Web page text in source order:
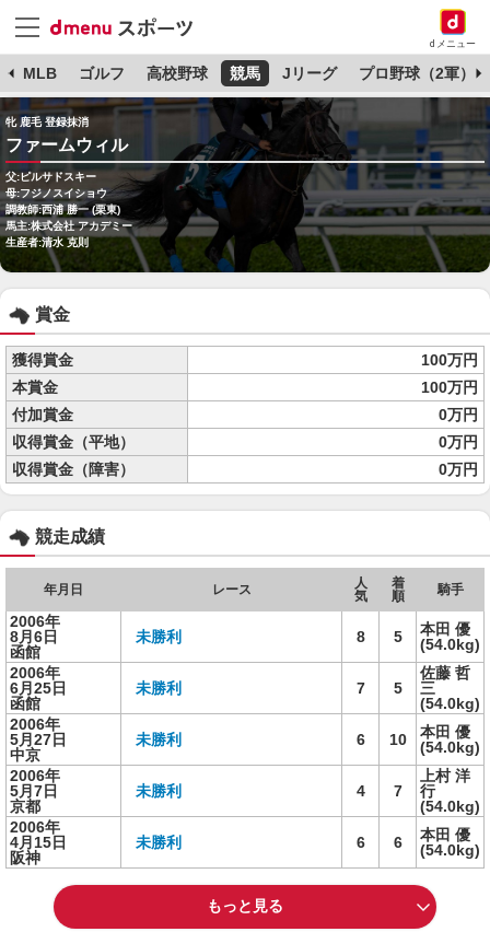
dメニュー
MLB ゴルフ 高校野球 競馬 Jリーグ プロ野球（2軍）
牝 鹿毛 登録抹消
ファームウィル
父:ピルサドスキー
母:フジノスイショウ
調教師:西浦 勝一 (栗東)
馬主:株式会社 アカデミー
生産者:清水 克則
賞金
獲得賞金
100万円
本賞金
100万円
付加賞金
0万円
収得賞金（平地）
0万円
収得賞金（障害）
0万円
競走成績
年月日 レース
人
気
着
順
騎手
2006年
8月6日
函館
未勝利 8 5
本田 優
(54.0kg)
2006年
6月25日
函館
未勝利 7 5
佐藤 哲
三
(54.0kg)
2006年
5月27日
中京
未勝利 6 10
本田 優
(54.0kg)
2006年
5月7日
京都
未勝利 4 7
上村 洋
行
(54.0kg)
2006年
4月15日
阪神
未勝利 6 6
本田 優
(54.0kg)
もっと見る